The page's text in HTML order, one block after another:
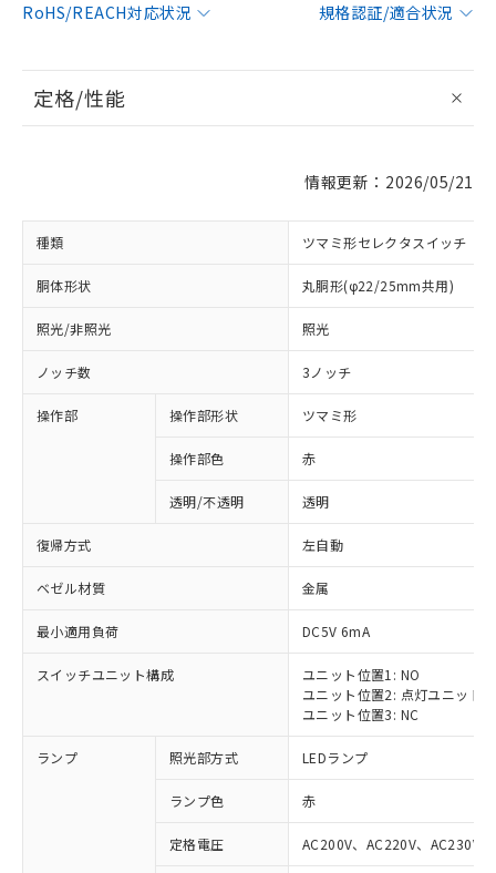
RoHS/REACH対応状況
規格認証/適合状況
定格/性能
情報更新：2026/05/21
種類 ツマミ形セレクタスイッチ
胴体形状 丸胴形(φ22/25mm共用)
照光/非照光 照光
ノッチ数 3ノッチ
操作部 操作部形状 ツマミ形
操作部色 赤
透明/不透明 透明
復帰方式 左自動
ベゼル材質 金属
最小適用負荷 DC5V 6mA
スイッチユニット構成
ユニット位置1: NO
ユニット位置2: 点灯ユニット
ユニット位置3: NC
ランプ 照光部方式 LEDランプ
ランプ色 赤
定格電圧 AC200V、AC220V、AC230V